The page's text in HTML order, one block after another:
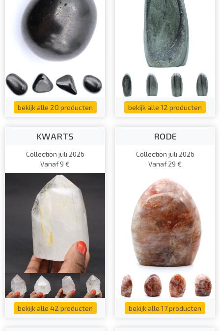
bekijk alle 20 producten bekijk alle 12 producten
KWARTS
Collection juli 2026
Vanaf 9 €
bekijk alle 42 producten
RODE
Collection juli 2026
Vanaf 29 €
bekijk alle 17 producten